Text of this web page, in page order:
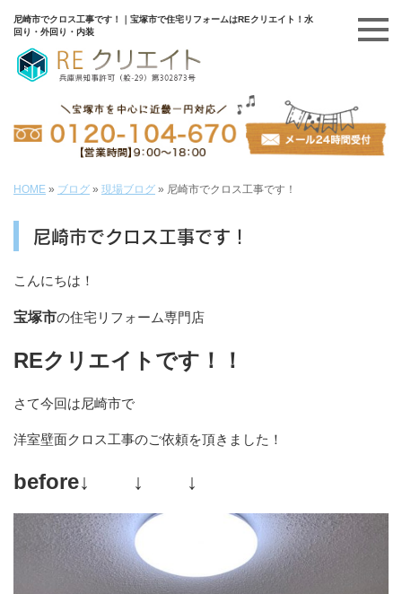
尼崎市でクロス工事です！｜宝塚市で住宅リフォームはREクリエイト！水
回り・外回り・内装
HOME » ブログ » 現場ブログ » 尼崎市でクロス工事です！
尼崎市でクロス工事です！
こんにちは！
宝塚市の住宅リフォーム専門店
REクリエイトです！！
さて今回は尼崎市で
洋室壁面クロス工事のご依頼を頂きました！
before↓ ↓ ↓